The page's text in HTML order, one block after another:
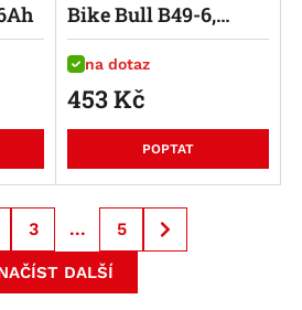
/ 6Ah
na dotaz
Bike Bull B49-6,
6V/8Ah
453Kč
POPTAT
DALŠÍ
3 ... 5